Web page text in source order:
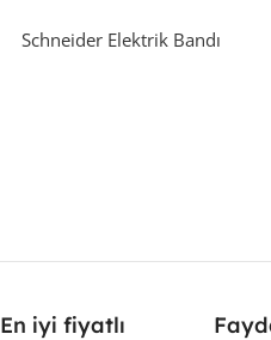
Schneider Elektrik Bandı
En iyi fiyatlı